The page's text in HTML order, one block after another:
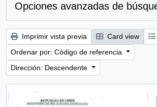
Opciones avanzadas de
Imprimir vista previa Card view
Ordenar por: Código de referencia
Dirección: Descendente